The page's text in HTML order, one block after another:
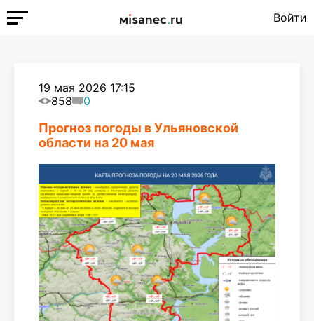
Войти
19 мая 2026 17:15
858
0
Прогноз погоды в Ульяновской
области на 20 мая